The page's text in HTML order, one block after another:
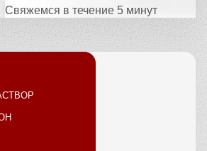
Свяжемся в течение 5 минут